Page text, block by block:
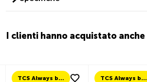
I clienti hanno acquistato anche
TCS Always by my side TCS Always by my side